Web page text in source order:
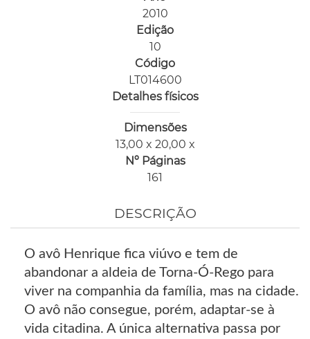
2010
Edição
10
Código
LT014600
Detalhes físicos
Dimensões
13,00 x 20,00 x
Nº Páginas
161
DESCRIÇÃO
O avô Henrique fica viúvo e tem de
abandonar a aldeia de Torna-Ó-Rego para
viver na companhia da família, mas na cidade.
O avô não consegue, porém, adaptar-se à
vida citadina. A única alternativa passa por